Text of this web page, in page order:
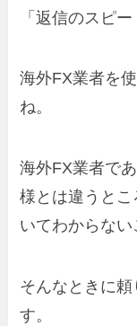
「返信のスピ
海外FX業者を
ね。
海外FX業者で
様とは違うと
いてわからない
そんなときに
す。